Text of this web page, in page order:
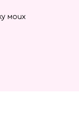
моих